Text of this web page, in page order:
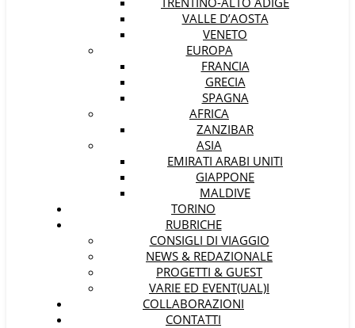
VALLE D’AOSTA
VENETO
EUROPA
FRANCIA
GRECIA
SPAGNA
AFRICA
ZANZIBAR
ASIA
EMIRATI ARABI UNITI
GIAPPONE
MALDIVE
TORINO
RUBRICHE
CONSIGLI DI VIAGGIO
NEWS & REDAZIONALE
PROGETTI & GUEST
VARIE ED EVENT(UAL)I
COLLABORAZIONI
CONTATTI